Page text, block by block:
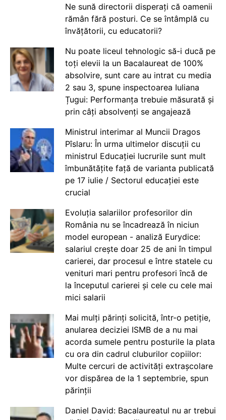
Ne sună directorii disperați că oamenii
rămân fără posturi. Ce se întâmplă cu
învățătorii, cu educatorii?
Nu poate liceul tehnologic să-i ducă pe
toți elevii la un Bacalaureat de 100%
absolvire, sunt care au intrat cu media
2 sau 3, spune inspectoarea Iuliana
Țugui: Performanța trebuie măsurată și
prin câți absolvenți se angajează
Ministrul interimar al Muncii Dragos
Pîslaru: În urma ultimelor discuții cu
ministrul Educației lucrurile sunt mult
îmbunătățite față de varianta publicată
pe 17 iulie / Sectorul educației este
crucial
Evoluția salariilor profesorilor din
România nu se încadrează în niciun
model european - analiză Eurydice:
salariul crește doar 25 de ani în timpul
carierei, dar procesul e între statele cu
venituri mari pentru profesori încă de
la începutul carierei și cele cu cele mai
mici salarii
Mai mulți părinți solicită, într-o petiție,
anularea deciziei ISMB de a nu mai
acorda sumele pentru posturile la plata
cu ora din cadrul cluburilor copiilor:
Multe cercuri de activități extrașcolare
vor dispărea de la 1 septembrie, spun
părinții
Daniel David: Bacalaureatul nu ar trebui